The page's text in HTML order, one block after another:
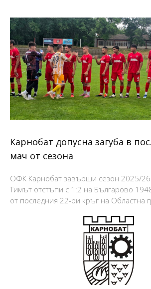
Карнобат допусна загуба в
мач от сезона
ОФК Карнобат завърши сезон 2025/26
Тимът отстъпи с 1:2 на Българово
от последния 22-ри кръг на Областна